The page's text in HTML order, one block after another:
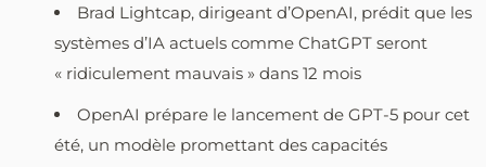
Brad Lightcap, dirigeant d’OpenAI, prédit que les
systèmes d’IA actuels comme ChatGPT seront
« ridiculement mauvais » dans 12 mois
OpenAI prépare le lancement de GPT-5 pour cet
été, un modèle promettant des capacités